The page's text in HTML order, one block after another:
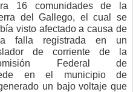
16 comunidades de la
del Gallego, el cual se
visto afectado a causa de
falla registrada en un
de corriente de la
Federal de
en el municipio de
un bajo voltaje que